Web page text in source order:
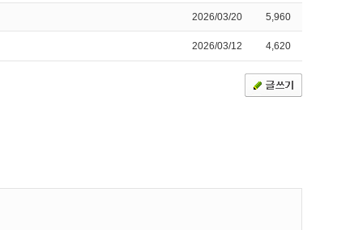
2026/03/20 5,960
2026/03/12 4,620